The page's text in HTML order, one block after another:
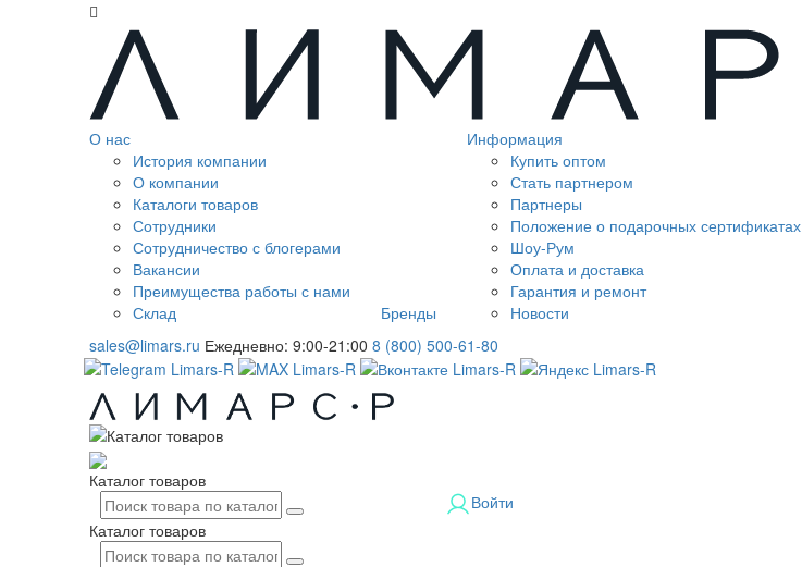
О нас
История компании
О компании
Каталоги товаров
Сотрудники
Сотрудничество с блогерами
Вакансии
Преимущества работы с нами
Склад
Бренды
Информация
Купить оптом
Стать партнером
Партнеры
Положение о подарочных сертификатах
Шоу-Рум
Оплата и доставка
Гарантия и ремонт
Новости
sales@limars.ru Ежедневно: 9:00-21:00 8 (800) 500-61-80
Каталог товаров
Войти
Каталог товаров